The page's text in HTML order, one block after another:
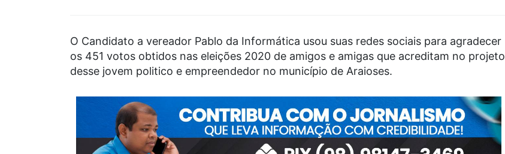
O Candidato a vereador Pablo da Informática usou suas redes sociais para agradecer
os 451 votos obtidos nas eleições 2020 de amigos e amigas que acreditam no projeto
desse jovem politico e empreendedor no município de Araioses.